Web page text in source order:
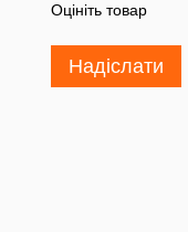
Оцініть товар
Надіслати